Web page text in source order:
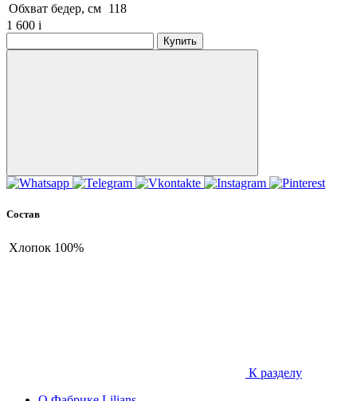
Обхват бедер, см 118
1 600 i
Купить
Состав
Хлопок 100%
К разделу